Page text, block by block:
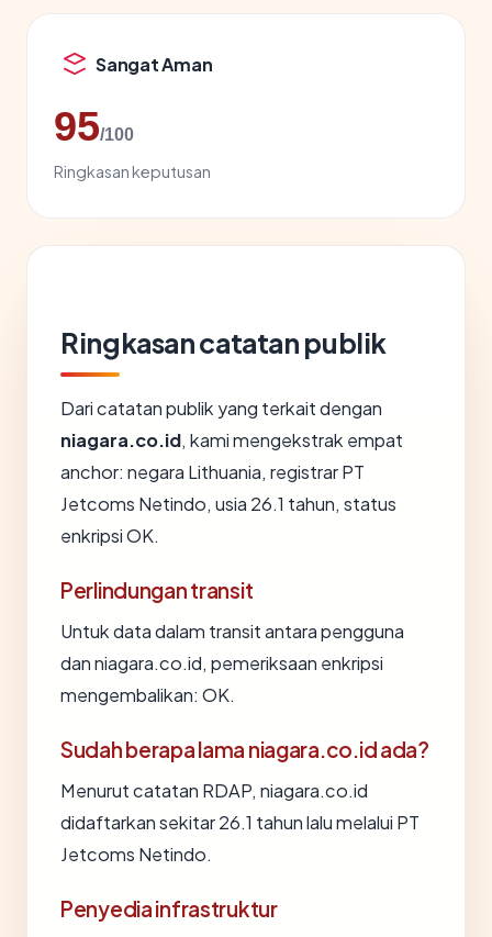
Sangat Aman
95/100
Ringkasan keputusan
Ringkasan catatan publik
Dari catatan publik yang terkait dengan
niagara.co.id, kami mengekstrak empat
anchor: negara Lithuania, registrar PT
Jetcoms Netindo, usia 26.1 tahun, status
enkripsi OK.
Perlindungan transit
Untuk data dalam transit antara pengguna
dan niagara.co.id, pemeriksaan enkripsi
mengembalikan: OK.
Sudah berapa lama niagara.co.id ada?
Menurut catatan RDAP, niagara.co.id
didaftarkan sekitar 26.1 tahun lalu melalui PT
Jetcoms Netindo.
Penyedia infrastruktur